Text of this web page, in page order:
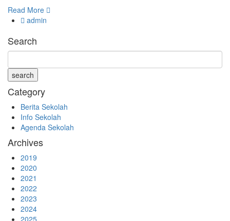
Read More
admin
Search
Category
Berita Sekolah
Info Sekolah
Agenda Sekolah
Archives
2019
2020
2021
2022
2023
2024
2025